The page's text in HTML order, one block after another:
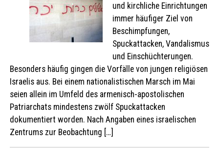
und kirchliche Einrichtungen
immer häufiger Ziel von
Beschimpfungen,
Spuckattacken, Vandalismus
und Einschüchterungen.
Besonders häufig gingen die Vorfälle von jungen religiösen
Israelis aus. Bei einem nationalistischen Marsch im Mai
seien allein im Umfeld des armenisch-apostolischen
Patriarchats mindestens zwölf Spuckattacken
dokumentiert worden. Nach Angaben eines israelischen
Zentrums zur Beobachtung […]